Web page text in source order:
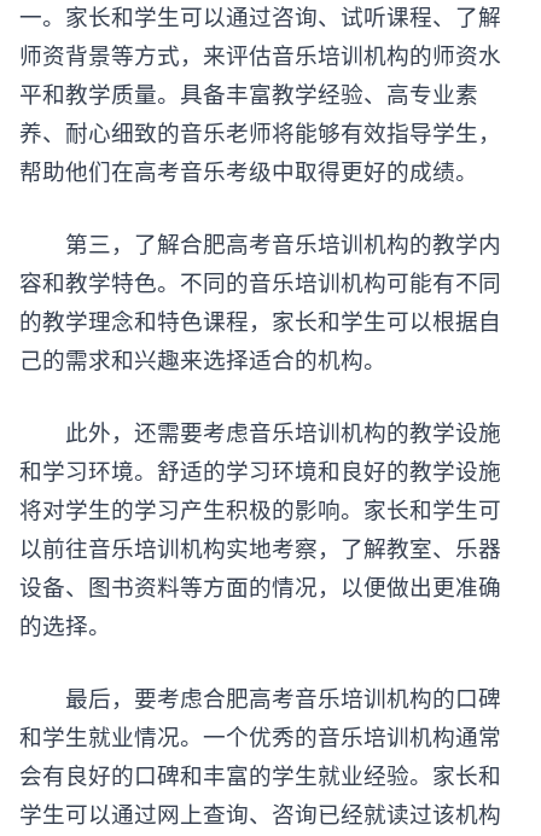
一。家长和学生可以通过咨询、试听课程、了解
师资背景等方式，来评估音乐培训机构的师资水
平和教学质量。具备丰富教学经验、高专业素
养、耐心细致的音乐老师将能够有效指导学生，
帮助他们在高考音乐考级中取得更好的成绩。
第三，了解合肥高考音乐培训机构的教学内
容和教学特色。不同的音乐培训机构可能有不同
的教学理念和特色课程，家长和学生可以根据自
己的需求和兴趣来选择适合的机构。
此外，还需要考虑音乐培训机构的教学设施
和学习环境。舒适的学习环境和良好的教学设施
将对学生的学习产生积极的影响。家长和学生可
以前往音乐培训机构实地考察，了解教室、乐器
设备、图书资料等方面的情况，以便做出更准确
的选择。
最后，要考虑合肥高考音乐培训机构的口碑
和学生就业情况。一个优秀的音乐培训机构通常
会有良好的口碑和丰富的学生就业经验。家长和
学生可以通过网上查询、咨询已经就读过该机构